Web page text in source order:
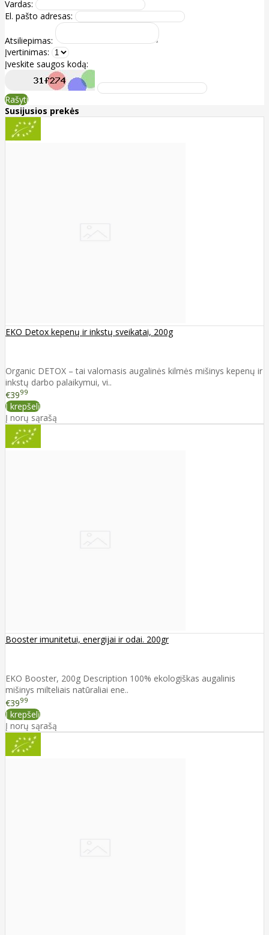
Vardas:
El. pašto adresas:
Atsiliepimas:
Įvertinimas:
Įveskite saugos kodą:
Rašyti
Susijusios prekės
EKO Detox kepenų ir inkstų sveikatai, 200g
Organic DETOX – tai valomasis augalinės kilmės mišinys kepenų ir
inkstų darbo palaikymui, vi..
€3999
Į krepšelį
Į norų sąrašą
Booster imunitetui, energijai ir odai. 200gr
EKO Booster, 200g Description 100% ekologiškas augalinis
mišinys milteliais natūraliai ene..
€3999
Į krepšelį
Į norų sąrašą